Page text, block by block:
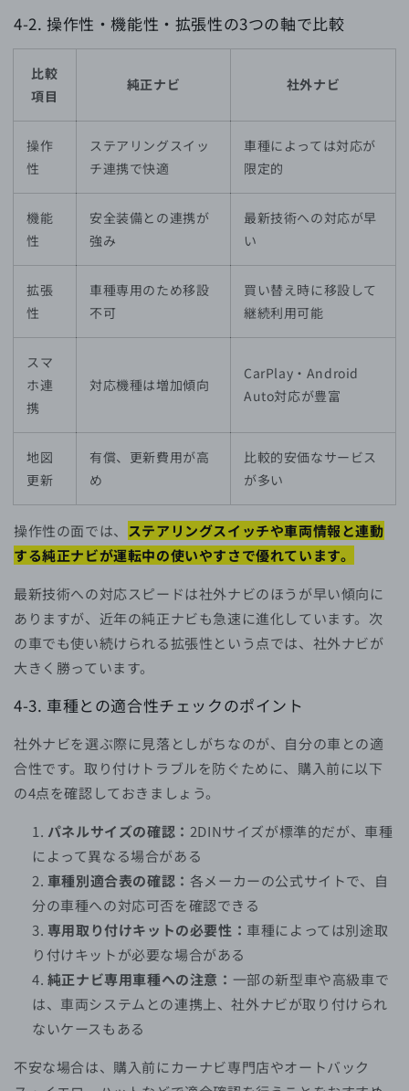
4-2. 操作性・機能性・拡張性の3つの軸で比較
比較
項目
純正ナビ 社外ナビ
操作
性
ステアリングスイッ
チ連携で快適
車種によっては対応が
限定的
機能
性
安全装備との連携が
強み
最新技術への対応が早
い
拡張
性
車種専用のため移設
不可
買い替え時に移設して
継続利用可能
スマ
ホ連
携
対応機種は増加傾向
CarPlay・Android
Auto対応が豊富
地図
更新
有償、更新費用が高
め
比較的安価なサービス
が多い
操作性の面では、 ステアリングスイッチや車両情報と連動
する純正ナビが運転中の使いやすさで優れています。
最新技術への対応スピードは社外ナビのほうが早い傾向に
ありますが、近年の純正ナビも急速に進化しています。次
の車でも使い続けられる拡張性という点では、社外ナビが
大きく勝っています。
4-3. 車種との適合性チェックのポイント
社外ナビを選ぶ際に見落としがちなのが、自分の車との適
合性です。取り付けトラブルを防ぐために、購入前に以下
の4点を確認しておきましょう。
パネルサイズの確認： 2DINサイズが標準的だが、車種
によって異なる場合がある
車種別適合表の確認： 各メーカーの公式サイトで、自
分の車種への対応可否を確認できる
専用取り付けキットの必要性： 車種によっては別途取
り付けキットが必要な場合がある
純正ナビ専用車種への注意： 一部の新型車や高級車で
は、車両システムとの連携上、社外ナビが取り付けられ
ないケースもある
不安な場合は、購入前にカーナビ専門店やオートバック